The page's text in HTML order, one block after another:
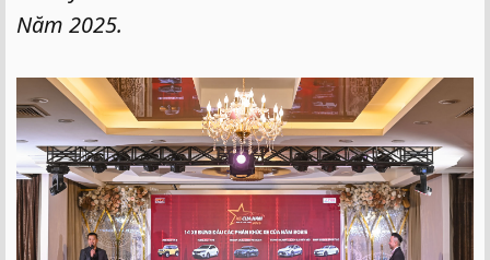
Năm 2025.